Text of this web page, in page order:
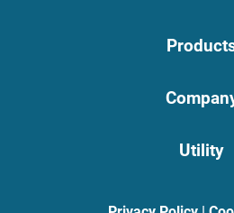
Utility